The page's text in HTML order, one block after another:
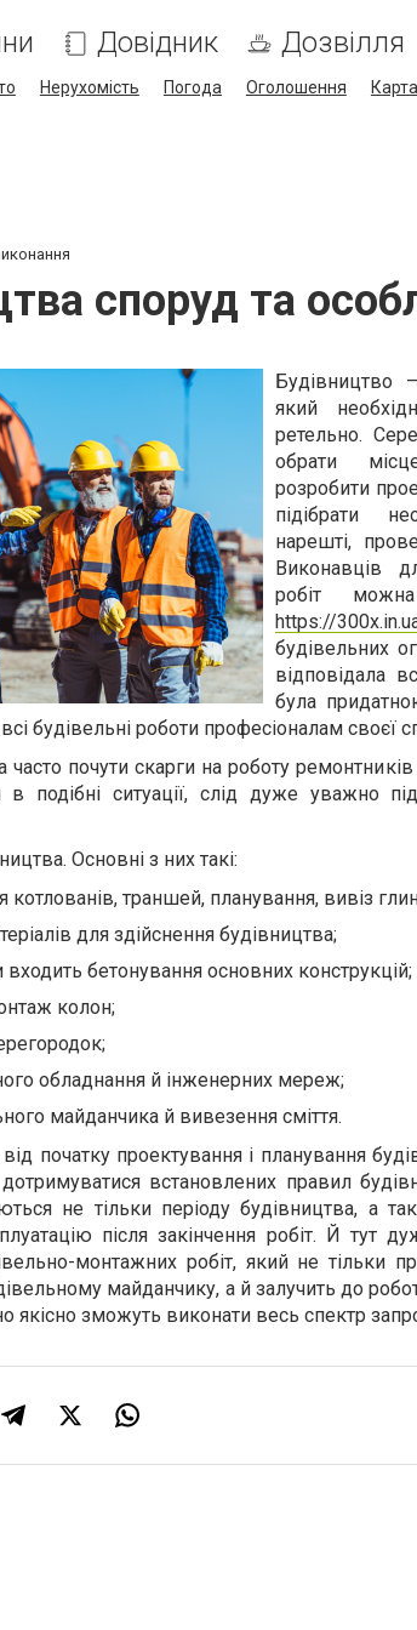
Довідник Дозвілля
Нерухомість Погода Оголошення
споруд та
Будівництво
який
ретельно.
обрати
розробити
підібрати
нарешті,
Виконавців
робіт
https://
будівельних
відповідала
була
будівельні роботи професіоналам своєї
почути скарги на роботу
подібні ситуації, слід дуже уважно
Основні з них такі:
котлованів, траншей, планування, вивіз
для здійснення будівництва;
бетонування основних конструкцій;
колон;
обладнання й інженерних мереж;
майданчика й вивезення сміття.
початку проектування і планування
встановлених правил
не тільки періоду будівництва, а
після закінчення робіт. Й тут
монтажних робіт, який не тільки
майданчику, а й залучить до
якісно зможуть виконати весь спектр